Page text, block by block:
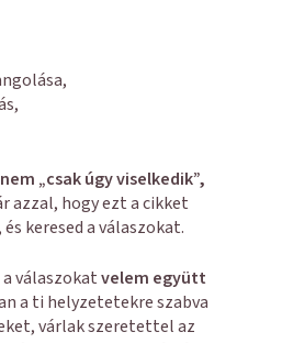
nem „csak úgy viselkedik”,
azzal, hogy ezt a cikket
és keresed a válaszokat.
a válaszokatvelem együtt
a ti helyzetetekre szabva
várlak szeretettel az